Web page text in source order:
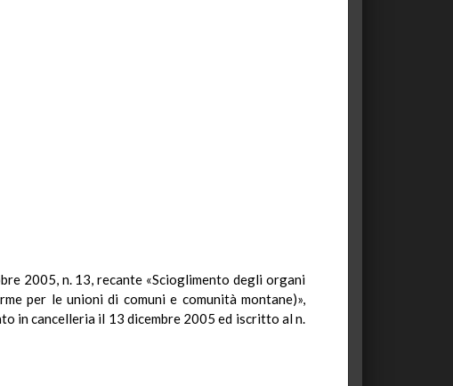
2005, n. 13, recante «Scioglimento degli organi
per le unioni di comuni e comunità montane)»,
in cancelleria il 13 dicembre 2005 ed iscritto al n.